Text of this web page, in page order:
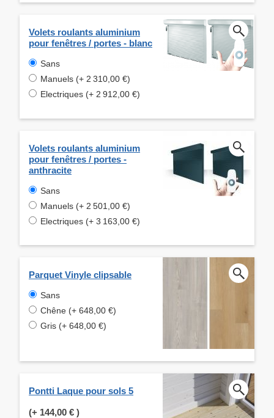
Volets roulants aluminium
pour fenêtres / portes - blanc
Sans
Manuels (+ 2 310,00 €)
Electriques (+ 2 912,00 €)
Volets roulants aluminium
pour fenêtres / portes -
anthracite
Sans
Manuels (+ 2 501,00 €)
Electriques (+ 3 163,00 €)
Parquet Vinyle clipsable
Sans
Chêne (+ 648,00 €)
Gris (+ 648,00 €)
Pontti Laque pour sols 5
(+ 144,00 € )